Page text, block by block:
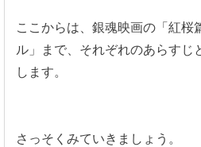
ここからは、銀魂映画の「紅桜
ル」まで、それぞれのあらすじ
します。
さっそくみていきましょう。